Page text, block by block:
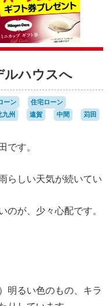
ルハウスへ
ーン
住宅ローン
九州 遠賀 中間
苅田
です。
らしい天気が続いてい
のが、少々心配です。
明るい色のもの、キラ